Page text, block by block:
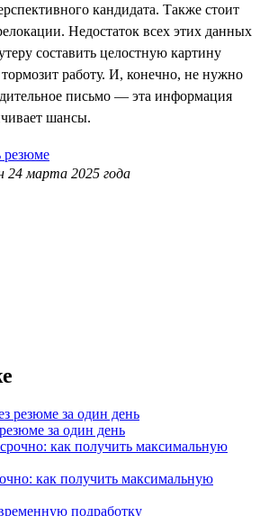
кандидата. Также стоит
Недостаток всех этих данных
составить целостную картину
работу. И, конечно, не нужно
письмо — эта информация
шансы.
резюме
24 марта 2025 года
за один день
как получить максимальную